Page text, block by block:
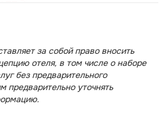
за собой право вносить
отеля, в том числе о наборе
без предварительного
уточнять